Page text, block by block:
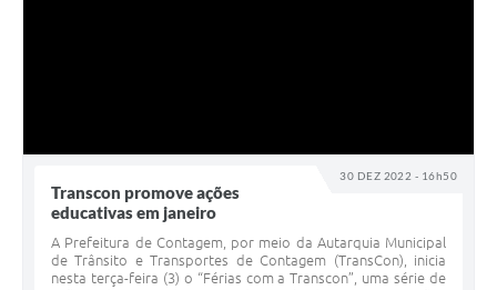
30 DEZ 2022 - 16h50
Transcon promove ações
educativas em janeiro
A Prefeitura de Contagem, por meio da Autarquia Municipal
de Trânsito e Transportes de Contagem (TransCon), inicia
nesta terça-feira (3) o “Férias com a Transcon”, uma série de